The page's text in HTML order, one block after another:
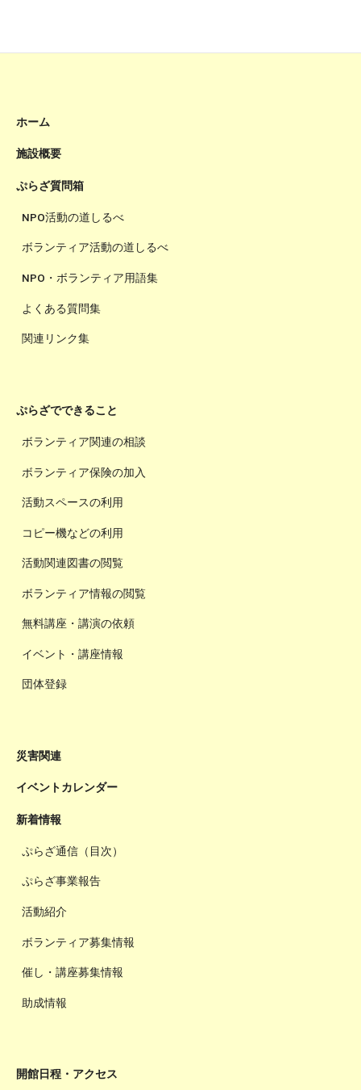
ホーム
施設概要
ぷらざ質問箱
NPO活動の道しるべ
ボランティア活動の道しるべ
NPO・ボランティア用語集
よくある質問集
関連リンク集
ぷらざでできること
ボランティア関連の相談
ボランティア保険の加入
活動スペースの利用
コピー機などの利用
活動関連図書の閲覧
ボランティア情報の閲覧
無料講座・講演の依頼
イベント・講座情報
団体登録
災害関連
イベントカレンダー
新着情報
ぷらざ通信（目次）
ぷらざ事業報告
活動紹介
ボランティア募集情報
催し・講座募集情報
助成情報
開館日程・アクセス